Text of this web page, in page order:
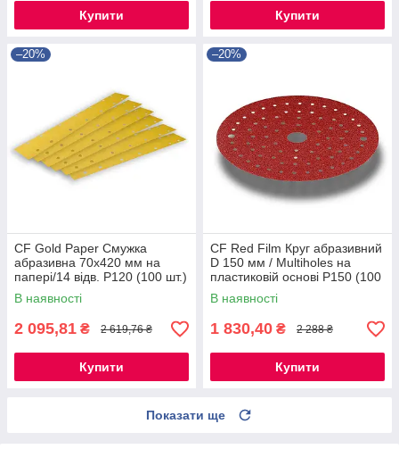
Купити Купити
–20%
CF Gold Paper Смужка
абразивна 70х420 мм на
папері/14 відв. P120 (100 шт.)
В наявності
2 095,81 ₴ 2 619,76 ₴
Купити
–20%
CF Red Film Круг абразивний
D 150 мм / Multiholes на
пластиковій основі P150 (100
шт.)
В наявності
1 830,40 ₴ 2 288 ₴
Купити
Показати ще